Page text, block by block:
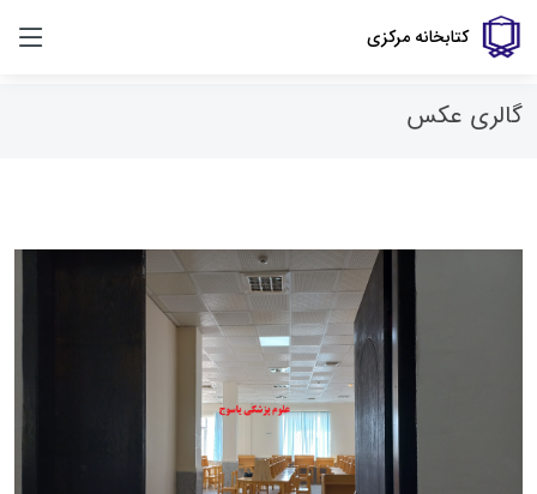
کتابخانه مرکزی
گالری عکس